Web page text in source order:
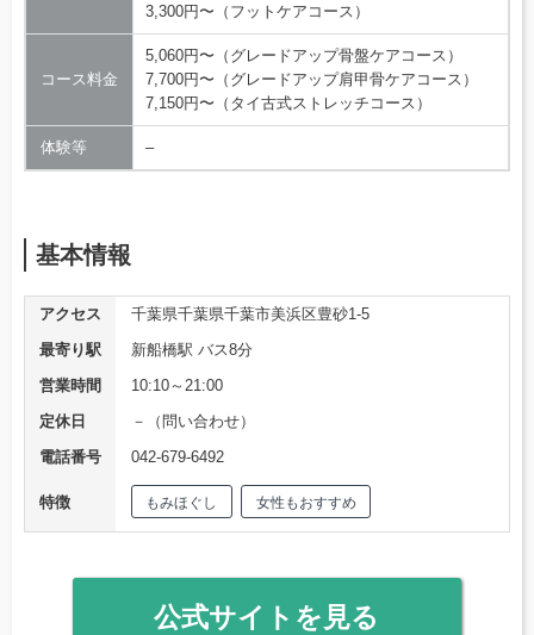
3,300円〜（フットケアコース）
コース料金
5,060円〜（グレードアップ骨盤ケアコース）
7,700円〜（グレードアップ肩甲骨ケアコース）
7,150円〜（タイ古式ストレッチコース）
体験等 –
基本情報
アクセス
千葉県千葉県千葉市美浜区豊砂1-5
最寄り駅
新船橋駅 バス8分
営業時間
10:10～21:00
定休日
－（問い合わせ）
電話番号
042-679-6492
特徴 もみほぐし 女性もおすすめ
公式サイトを見る